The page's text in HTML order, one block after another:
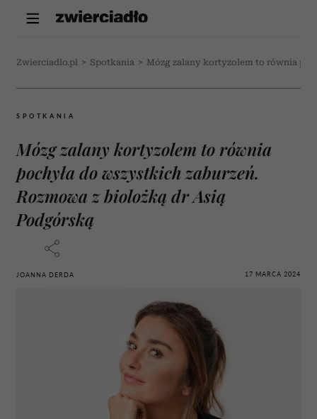
Zwierciadlo.pl > Spotkania > Mózg zalany kortyzolem to równia
SPOTKANIA
Mózg zalany kortyzolem to równia
pochyła do wszystkich zaburzeń.
Rozmowa z biolożką dr Asią
Podgórską
JOANNA DERDA 17 MARCA 2024